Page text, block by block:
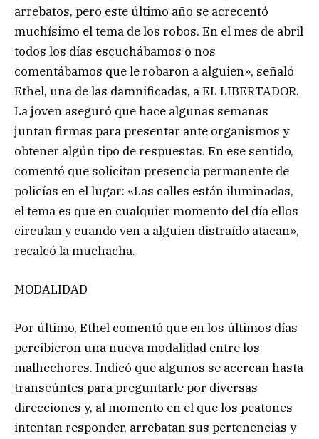
arrebatos, pero este último año se acrecentó
muchísimo el tema de los robos. En el mes de abril
todos los días escuchábamos o nos
comentábamos que le robaron a alguien», señaló
Ethel, una de las damnificadas, a EL LIBERTADOR.
La joven aseguró que hace algunas semanas
juntan firmas para presentar ante organismos y
obtener algún tipo de respuestas. En ese sentido,
comentó que solicitan presencia permanente de
policías en el lugar: «Las calles están iluminadas,
el tema es que en cualquier momento del día ellos
circulan y cuando ven a alguien distraído atacan»,
recalcó la muchacha.
MODALIDAD
Por último, Ethel comentó que en los últimos días
percibieron una nueva modalidad entre los
malhechores. Indicó que algunos se acercan hasta
transeúntes para preguntarle por diversas
direcciones y, al momento en el que los peatones
intentan responder, arrebatan sus pertenencias y